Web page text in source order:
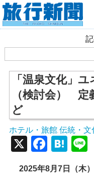
「温泉文化」
（検討会） 定
ど
ホテル・旅館 伝統・文
X
2025年8月7日（木